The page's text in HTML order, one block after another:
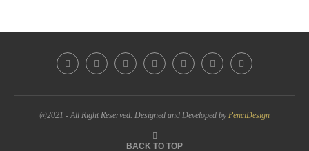
@2021 - All Right Reserved. Designed and Developed byPenciDesign
BACK TO TOP